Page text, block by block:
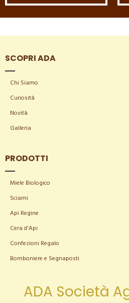
SCOPRI ADA
Chi Siamo
Curiosità
Novità
Galleria
PRODOTTI
Miele Biologico
Sciami
Api Regine
Cera d'Api
Confezioni Regalo
Bomboniere e Segnaposti
ADA Società